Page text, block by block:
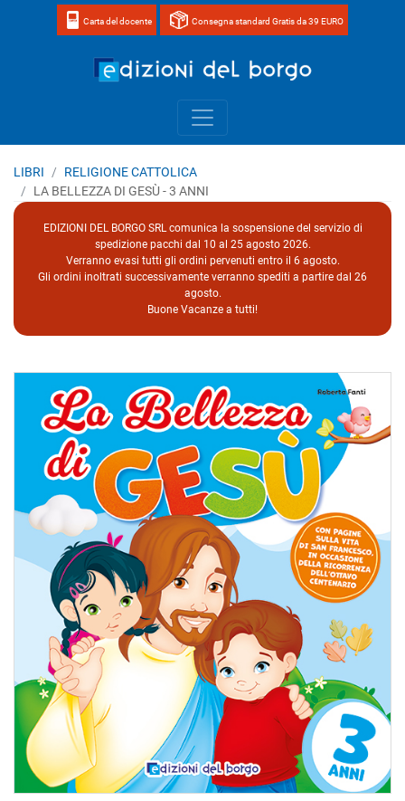
Carta del docente Consegna standard Gratis da 39 EURO
LIBRI
RELIGIONE CATTOLICA
LA BELLEZZA DI GESÙ - 3 ANNI
EDIZIONI DEL BORGO SRL comunica la sospensione del servizio di
spedizione pacchi dal 10 al 25 agosto 2026.
Verranno evasi tutti gli ordini pervenuti entro il 6 agosto.
Gli ordini inoltrati successivamente verranno spediti a partire dal 26
agosto.
Buone Vacanze a tutti!